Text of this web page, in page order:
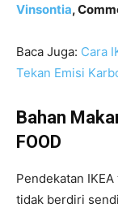
Vinsontia,
Baca Juga: Cara
Tekan Emisi
Bahan
FOOD
Pendekatan
tidak berdiri